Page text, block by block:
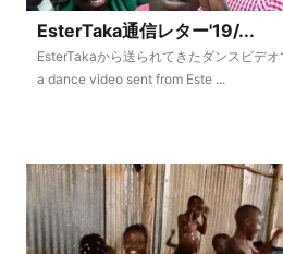
EsterTaka通信レター'19/...
EsterTakaから送られてきたダンスビデ
a dance video sent from Este ...